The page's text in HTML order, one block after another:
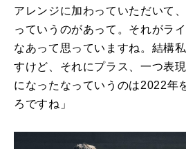
アレンジに加わっていただいて
っていうのがあって。それがラ
なあって思っていますね。結構
すけど、それにプラス、一つ表
になったなっていうのは2022年
ろですね」